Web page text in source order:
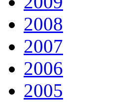
2008
2007
2006
2005